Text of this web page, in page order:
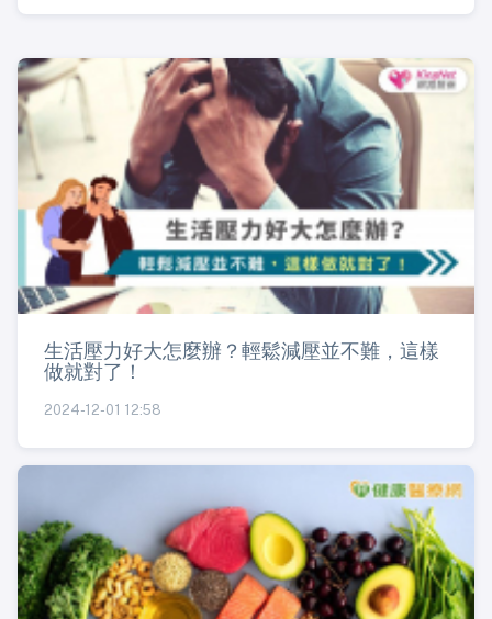
生活壓力好大怎麼辦？輕鬆減壓並不難，這樣
做就對了！
2024-12-01 12:58